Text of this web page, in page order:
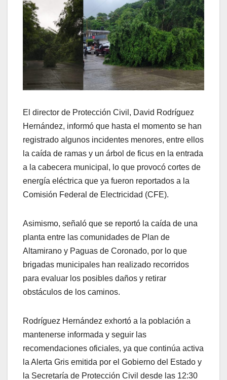
El director de Protección Civil, David Rodríguez
Hernández, informó que hasta el momento se han
registrado algunos incidentes menores, entre ellos
la caída de ramas y un árbol de ficus en la entrada
a la cabecera municipal, lo que provocó cortes de
energía eléctrica que ya fueron reportados a la
Comisión Federal de Electricidad (CFE).
Asimismo, señaló que se reportó la caída de una
planta entre las comunidades de Plan de
Altamirano y Paguas de Coronado, por lo que
brigadas municipales han realizado recorridos
para evaluar los posibles daños y retirar
obstáculos de los caminos.
Rodríguez Hernández exhortó a la población a
mantenerse informada y seguir las
recomendaciones oficiales, ya que continúa activa
la Alerta Gris emitida por el Gobierno del Estado y
la Secretaría de Protección Civil desde las 12:30